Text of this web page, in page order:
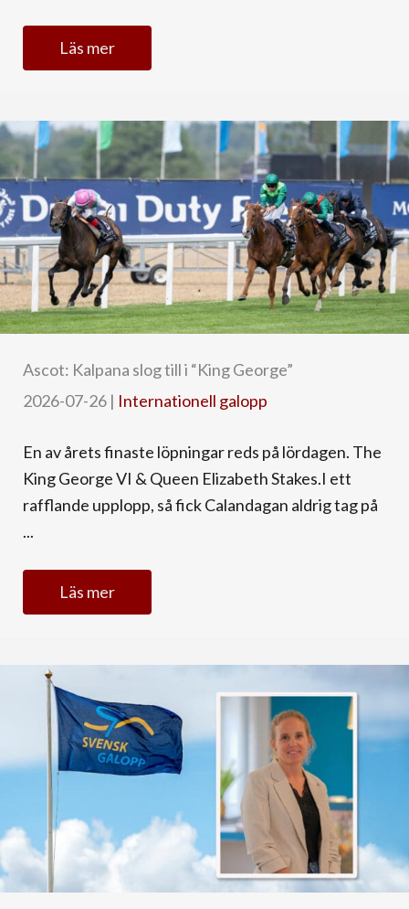
Läs mer
Ascot: Kalpana slog till i “King George”
2026-07-26 | Internationell galopp
En av årets finaste löpningar reds på lördagen. The
King George VI & Queen Elizabeth Stakes.I ett
rafflande upplopp, så fick Calandagan aldrig tag på
...
Läs mer